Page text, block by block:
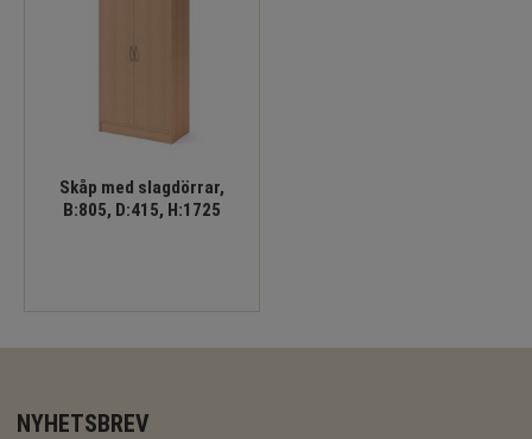
Skåp med slagdörrar,
B:805, D:415, H:1725
NYHETSBREV